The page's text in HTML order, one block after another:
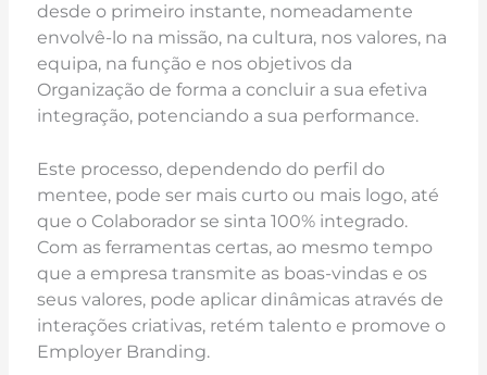
desde o primeiro instante, nomeadamente
envolvê-lo na missão, na cultura, nos valores, na
equipa, na função e nos objetivos da
Organização de forma a concluir a sua efetiva
integração, potenciando a sua performance.
Este processo, dependendo do perfil do
mentee, pode ser mais curto ou mais logo, até
que o Colaborador se sinta 100% integrado.
Com as ferramentas certas, ao mesmo tempo
que a empresa transmite as boas-vindas e os
seus valores, pode aplicar dinâmicas através de
interações criativas, retém talento e promove o
Employer Branding.